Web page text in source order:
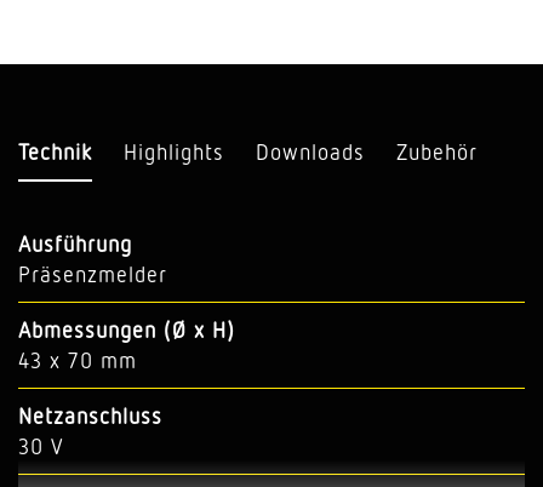
Technik Highlights Downloads Zubehör
Ausführung
Präsenzmelder
Abmessungen (Ø x H)
43 x 70 mm
Netzanschluss
30 V